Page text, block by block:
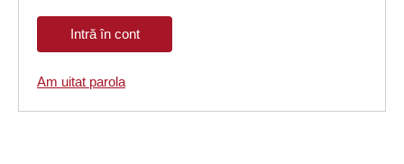
Am uitat parola